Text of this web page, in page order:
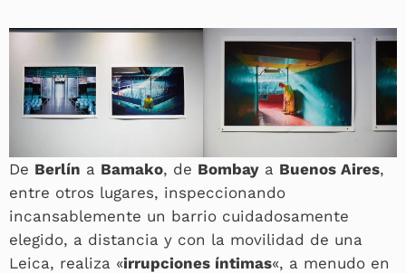
De Berlín a Bamako, de Bombay a Buenos Aires,
entre otros lugares, inspeccionando
incansablemente un barrio cuidadosamente
elegido, a distancia y con la movilidad de una
Leica, realiza «irrupciones íntimas«, a menudo en